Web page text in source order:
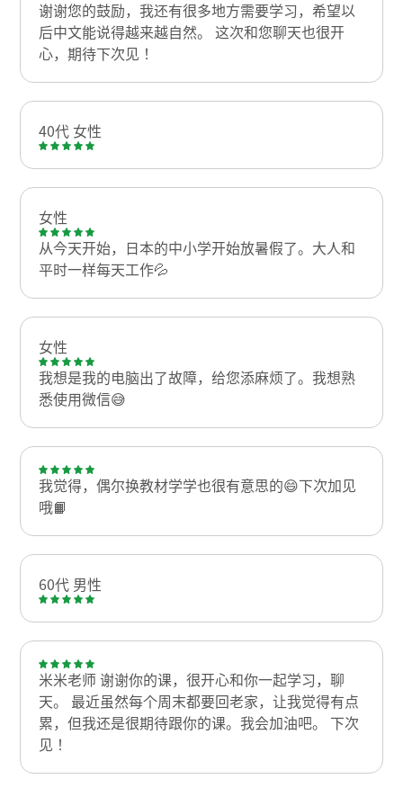
谢谢您的鼓励，我还有很多地方需要学习，希望以
后中文能说得越来越自然。 这次和您聊天也很开
心，期待下次见！
40代 女性
女性
从今天开始，日本的中小学开始放暑假了。大人和
平时一样每天工作💦
女性
我想是我的电脑出了故障，给您添麻烦了。我想熟
悉使用微信😅
我觉得，偶尔换教材学学也很有意思的😄下次加见
哦📙
60代 男性
米米老师 谢谢你的课，很开心和你一起学习，聊
天。 最近虽然每个周末都要回老家，让我觉得有点
累，但我还是很期待跟你的课。我会加油吧。 下次
见！